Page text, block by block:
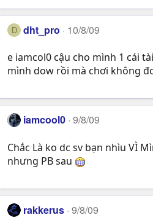
D dht_pro 10/8/09
e iamcol0 cậu cho mình 1 cái
mình dow rồi mà chơi không
iamcool0 9/8/09
Chắc Là ko dc sv bạn nhìu VÌ
nhưng PB sau
rakkerus 9/8/09